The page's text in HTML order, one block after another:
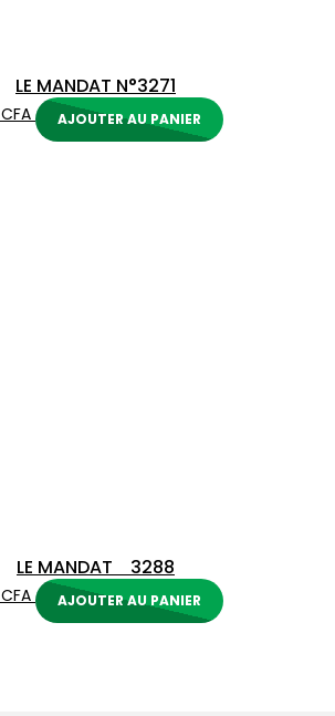
LE MANDAT N°3271
CFA AJOUTER AU PANIER
LE MANDAT 3288
CFA AJOUTER AU PANIER